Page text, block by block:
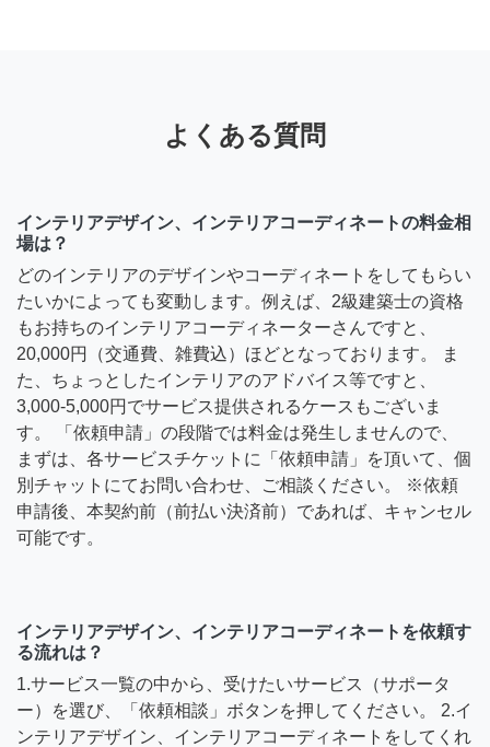
よくある質問
インテリアデザイン、インテリアコーディネートの料金相
場は？
どのインテリアのデザインやコーディネートをしてもらい
たいかによっても変動します。例えば、2級建築士の資格
もお持ちのインテリアコーディネーターさんですと、
20,000円（交通費、雑費込）ほどとなっております。 ま
た、ちょっとしたインテリアのアドバイス等ですと、
3,000-5,000円でサービス提供されるケースもございま
す。 「依頼申請」の段階では料金は発生しませんので、
まずは、各サービスチケットに「依頼申請」を頂いて、個
別チャットにてお問い合わせ、ご相談ください。 ※依頼
申請後、本契約前（前払い決済前）であれば、キャンセル
可能です。
インテリアデザイン、インテリアコーディネートを依頼す
る流れは？
1.サービス一覧の中から、受けたいサービス（サポータ
ー）を選び、「依頼相談」ボタンを押してください。 2.イ
ンテリアデザイン、インテリアコーディネートをしてくれ